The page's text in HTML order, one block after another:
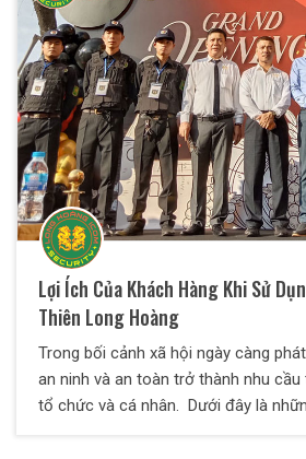
với mọi nhu cầu và điều kiện cụ thể
nghiệp.
Lợi Ích Của Khách Hàng Khi Sử
Thiên Long Hoàng
Trong bối cảnh xã hội ngày càng
an ninh và an toàn trở thành nhu cầu
tổ chức và cá nhân. Dưới đây là